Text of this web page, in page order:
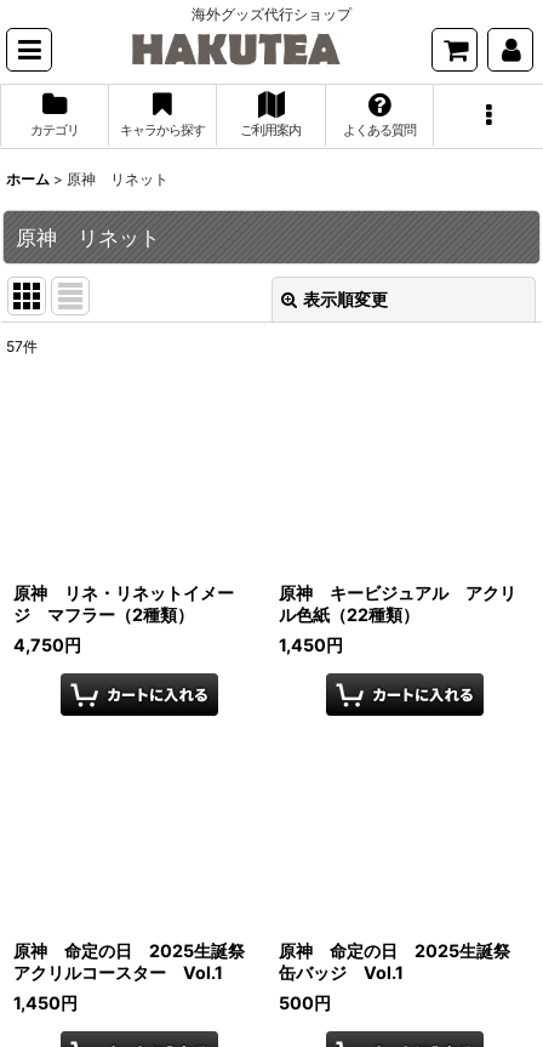
海外グッズ代行ショップ
カテゴリ キャラから探す ご利用案内 よくある質問
ホーム > 原神 リネット
原神 リネット
表示順変更
57件
原神 リネ・リネットイメー
ジ マフラー（2種類）
4,750円
原神 キービジュアル アクリ
ル色紙（22種類）
1,450円
原神 命定の日 2025生誕祭
アクリルコースター Vol.1
1,450円
原神 命定の日 2025生誕祭
缶バッジ Vol.1
500円